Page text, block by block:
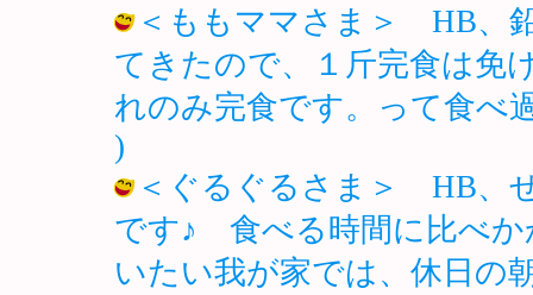
＜ももママさま＞ HB、
てきたので、１斤完食は免
れのみ完食です。って食べ
)
＜ぐるぐるさま＞ HB、
です♪ 食べる時間に比べ
いたい我が家では、休日の